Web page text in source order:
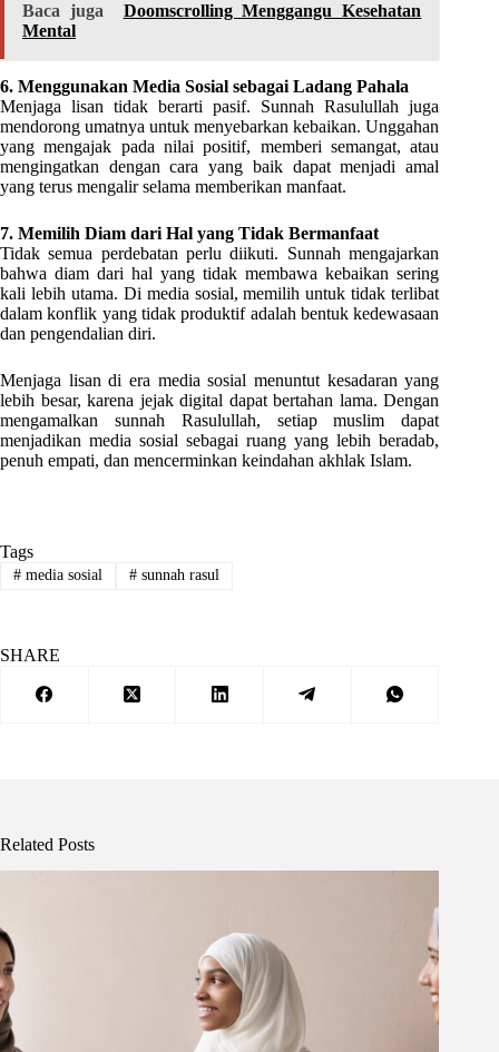
Baca juga
Doomscrolling Menggangu Kesehatan
Mental
6. Menggunakan Media Sosial sebagai Ladang Pahala
Menjaga lisan tidak berarti pasif. Sunnah Rasulullah juga
mendorong umatnya untuk menyebarkan kebaikan. Unggahan
yang mengajak pada nilai positif, memberi semangat, atau
mengingatkan dengan cara yang baik dapat menjadi amal
yang terus mengalir selama memberikan manfaat.
7. Memilih Diam dari Hal yang Tidak Bermanfaat
Tidak semua perdebatan perlu diikuti. Sunnah mengajarkan
bahwa diam dari hal yang tidak membawa kebaikan sering
kali lebih utama. Di media sosial, memilih untuk tidak terlibat
dalam konflik yang tidak produktif adalah bentuk kedewasaan
dan pengendalian diri.
Menjaga lisan di era media sosial menuntut kesadaran yang
lebih besar, karena jejak digital dapat bertahan lama. Dengan
mengamalkan sunnah Rasulullah, setiap muslim dapat
menjadikan media sosial sebagai ruang yang lebih beradab,
penuh empati, dan mencerminkan keindahan akhlak Islam.
Tags
#media sosial #sunnah rasul
SHARE
Related Posts